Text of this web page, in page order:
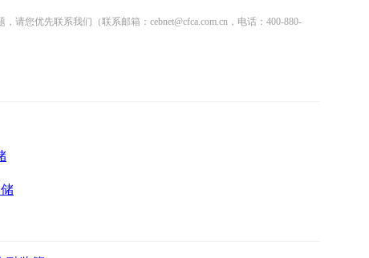
您优先联系我们（联系邮箱：cebnet@cfca.com.cn，电话：400-880-